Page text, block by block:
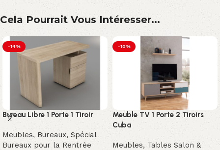
Cela Pourrait Vous Intéresser...
-14%
Bureau Libre 1 Porte 1 Tiroir
Meubles, Bureaux, Spécial
Bureaux pour la Rentrée
-10%
Meuble TV 1 Porte 2 Tiroirs
Cuba
Meubles, Tables Salon &